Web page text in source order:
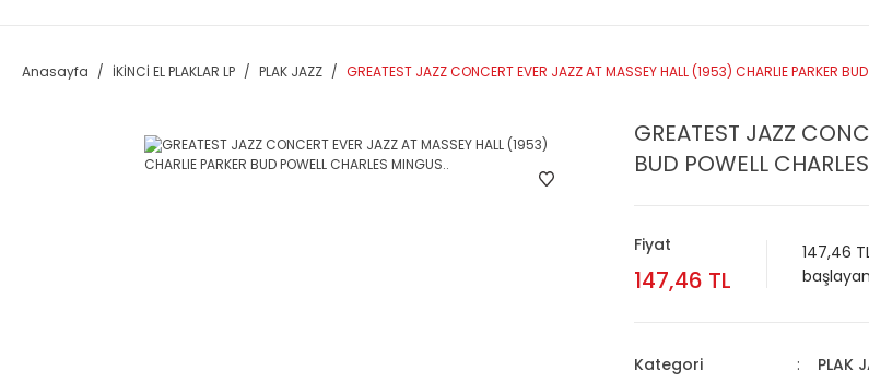
Anasayfa İKİNCİ EL PLAKLAR LP PLAK JAZZ GREATEST JAZZ CONCERT EVER JAZZ AT MASSEY HALL (1953) CHARLIE PARKER
GREATEST JAZZ
BUD POWELL
Fiyat
147,46 TL
147,46
Kategori
PLAK